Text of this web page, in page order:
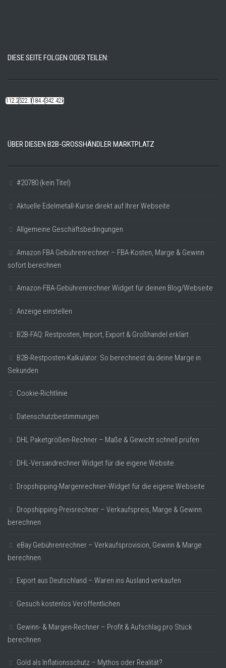
DIESE SEITE FOLGEN ODER TEILEN:
112.22k522.14k184.48k342.42k
ÜBER DIESEN B2B-GROSSHÄNDLER MARKTPLATZ
#20780 (kein Titel)
Aktuelle Edelmetall-Kurse direkt auf Ihrer Webseite
Allgemeine Geschäftsbedingungen
Amazon FBA Gebührenrechner – FBA-Kosten, Marge & Gewinn
sofort berechnen
Amazon-FBA-Gebührenrechner Widget für deinen Blog/Webseite
Anzeige einstellen
B2B-FAQ: Restposten, Import, Export & Großhandel erklärt
B2B-Restposten-Kalkulator: So berechnest du deine Marge in
Sekunden
Cookie-Richtlinie
Datenschutzbestimmungen
DHL Paketgrößen-Rechner – Maße & Gewicht schnell prüfen
DHL-Versandrechner Widget für die eigene Website.
Dropshipping-Margenrechner-Widget für die eigene Webseite
Dropshipping-Preisrechner – Verkaufspreis, Marge & Gewinn
berechnen
eBay Gebührenrechner – Verkaufsprovision, Gewinn & Marge
berechnen
Export aus Deutschland – Waren ins Ausland verkaufen
Gesuch kostenlos Veröffentlichen
Gewinn- & Margen-Rechner – Profit & Aufschlag pro Stück
berechnen
Gold als Inflationsschutz – Mythos oder Realität?